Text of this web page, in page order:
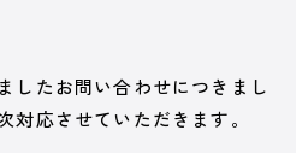
したお問い合わせにつきまし
対応させていただきます。